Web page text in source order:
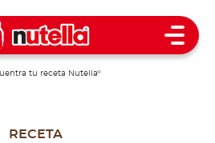
Open
tu receta Nutella®
RECETA